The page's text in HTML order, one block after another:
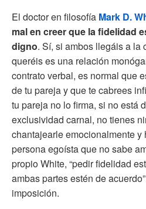
El doctor en filosofía Mark D.
mal en creer que la fidelidad
digno. Sí, si ambos llegáis a la
queréis es una relación
contrato verbal, es normal que
de tu pareja y que te cabrees
tu pareja no lo firma, si no está
exclusividad carnal, no tienes
chantajearle emocionalmente
persona egoísta que no sabe
propio White, “pedir fidelidad
ambas partes estén de
imposición.